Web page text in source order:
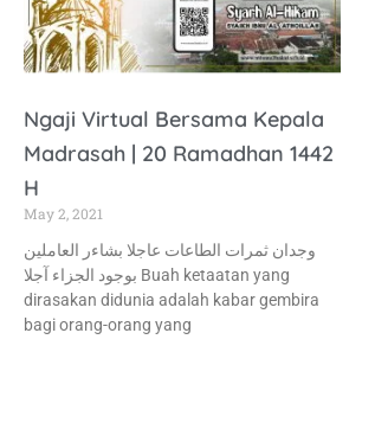
Ngaji Virtual Bersama Kepala
Madrasah | 20 Ramadhan 1442
H
May 2, 2021
وجدان ثمرات الطاعات عاجلا بشاءر العاملين
بوجود الجزاء آجلا Buah ketaatan yang
dirasakan didunia adalah kabar gembira
bagi orang-orang yang